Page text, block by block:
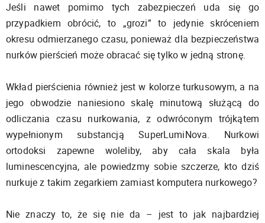
Jeśli nawet pomimo tych zabezpieczeń uda się go
przypadkiem obrócić, to „grozi” to jedynie skróceniem
okresu odmierzanego czasu, ponieważ dla bezpieczeństwa
nurków pierścień może obracać się tylko w jedną stronę.
Wkład pierścienia również jest w kolorze turkusowym, a na
jego obwodzie naniesiono skalę minutową służącą do
odliczania czasu nurkowania, z odwróconym trójkątem
wypełnionym substancją SuperLumiNova. Nurkowi
ortodoksi zapewne woleliby, aby cała skala była
luminescencyjna, ale powiedzmy sobie szczerze, kto dziś
nurkuje z takim zegarkiem zamiast komputera nurkowego?
Nie znaczy to, że się nie da – jest to jak najbardziej